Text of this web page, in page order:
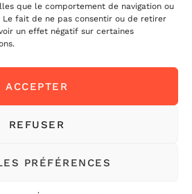
que le comportement de navigation ou
Le fait de ne pas consentir ou de retirer
un effet négatif sur certaines
ACCEPTER
REFUSER
PRÉFÉRENCES
VOUS
nous un message
appelez-nousICI